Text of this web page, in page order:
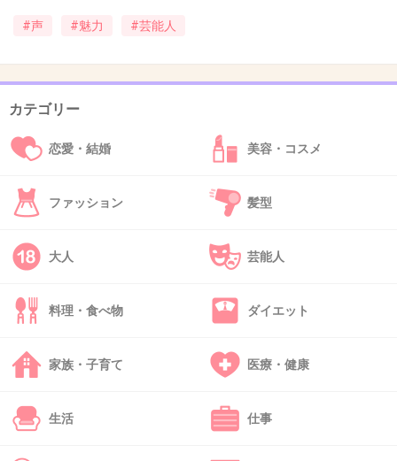
ケンコバ？
藤原竜也
+72
42. 匿名 2012/12/08(土) 00:33:14
神谷明
#声 #魅力 #芸能人
カテゴリー
恋愛・結婚 美容・コスメ
ファッション 髪型
大人 芸能人
料理・食べ物 ダイエット
家族・子育て 医療・健康
生活 仕事